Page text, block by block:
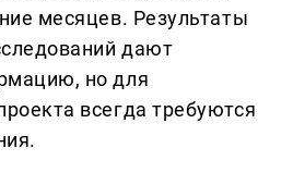
месяцев. Результаты
дают
но для
всегда требуются